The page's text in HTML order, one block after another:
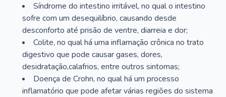
Síndrome do intestino irritável, no qual o intestino
sofre com um desequilíbrio, causando desde
desconforto até prisão de ventre, diarreia e dor;
Colite, no qual há uma inflamação crônica no trato
digestivo que pode causar gases, dores,
desidratação,calafrios, entre outros sintomas;
Doença de Crohn, no qual há um processo
inflamatório que pode afetar várias regiões do sistema